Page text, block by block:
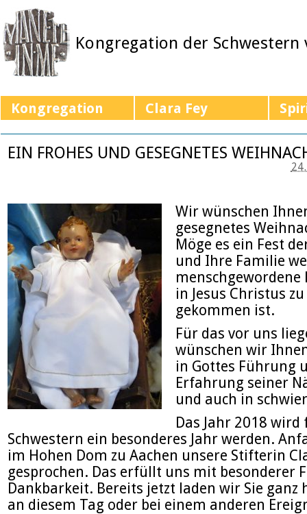
Kongregation Clara Fey
Kongregation der Schwestern
EIN FROHES UND GESEGNETES
Wir wünschen
gesegnetes
Möge es ein Fest
und Ihre Familie
menschgewordene
in Jesus Christus
gekommen ist.
Für das vor uns
wünschen wir
in Gottes Führung
Erfahrung seiner
und auch in
Das Jahr 2018
Schwestern ein besonderes Jahr werden.
im Hohen Dom zu Aachen unsere Stifterin
gesprochen. Das erfüllt uns mit besonderer
Dankbarkeit. Bereits jetzt laden wir Sie ganz
an diesem Tag oder bei einem anderen